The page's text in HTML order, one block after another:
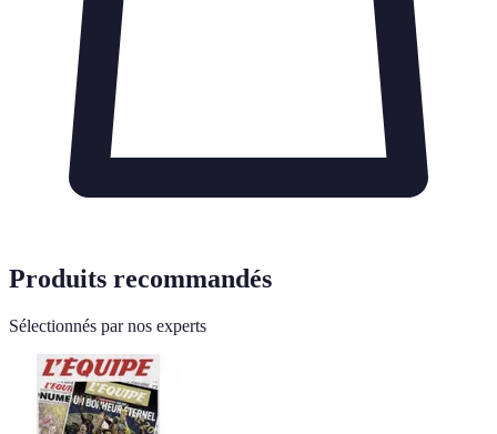
Produits recommandés
Sélectionnés par nos experts